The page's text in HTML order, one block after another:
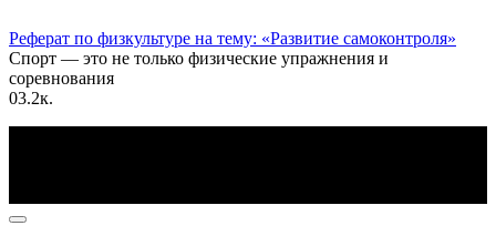
Реферат по физкультуре на тему: «Развитие самоконтроля»
Спорт — это не только физические упражнения и
соревнования
03.2к.